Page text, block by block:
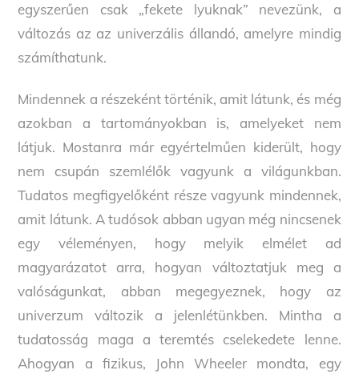
egyszerűen csak „fekete lyuknak” nevezünk, a
változás az az univerzális állandó, amelyre mindig
számíthatunk.
Mindennek a részeként történik, amit látunk, és még
azokban a tartományokban is, amelyeket nem
látjuk. Mostanra már egyértelműen kiderült, hogy
nem csupán szemlélők vagyunk a világunkban.
Tudatos megfigyelőként része vagyunk mindennek,
amit látunk. A tudósok abban ugyan még nincsenek
egy véleményen, hogy melyik elmélet ad
magyarázatot arra, hogyan változtatjuk meg a
valóságunkat, abban megegyeznek, hogy az
univerzum változik a jelenlétünkben. Mintha a
tudatosság maga a teremtés cselekedete lenne.
Ahogyan a fizikus, John Wheeler mondta, egy